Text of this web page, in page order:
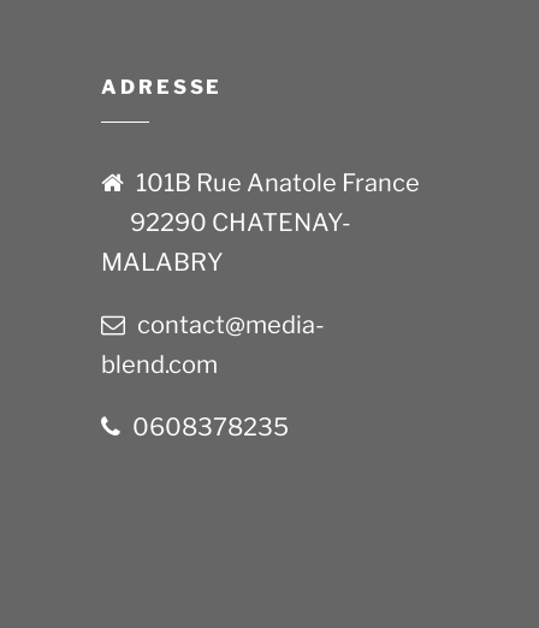
ADRESSE
101B Rue Anatole France
92290 CHATENAY-
MALABRY
contact@media-
blend.com
0608378235